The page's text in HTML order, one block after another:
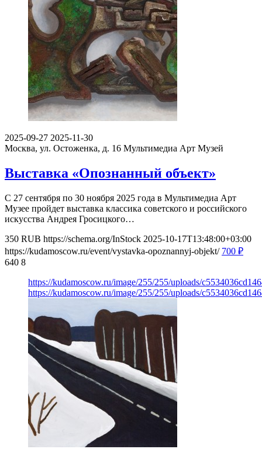
2025-09-27 2025-11-30
Москва, ул. Остоженка, д. 16 Мультимедиа Арт Музей
Выставка «Опознанный объект»
С 27 сентября по 30 ноября 2025 года в Мультимедиа Арт
Музее пройдет выставка классика советского и российского
искусства Андрея Гросицкого…
350 RUB https://schema.org/InStock 2025-10-17T13:48:00+03:00
https://kudamoscow.ru/event/vystavka-opoznannyj-objekt/ 700 ₽
640 8
https://kudamoscow.ru/image/255/255/uploads/
https://kudamoscow.ru/image/255/255/uploads/